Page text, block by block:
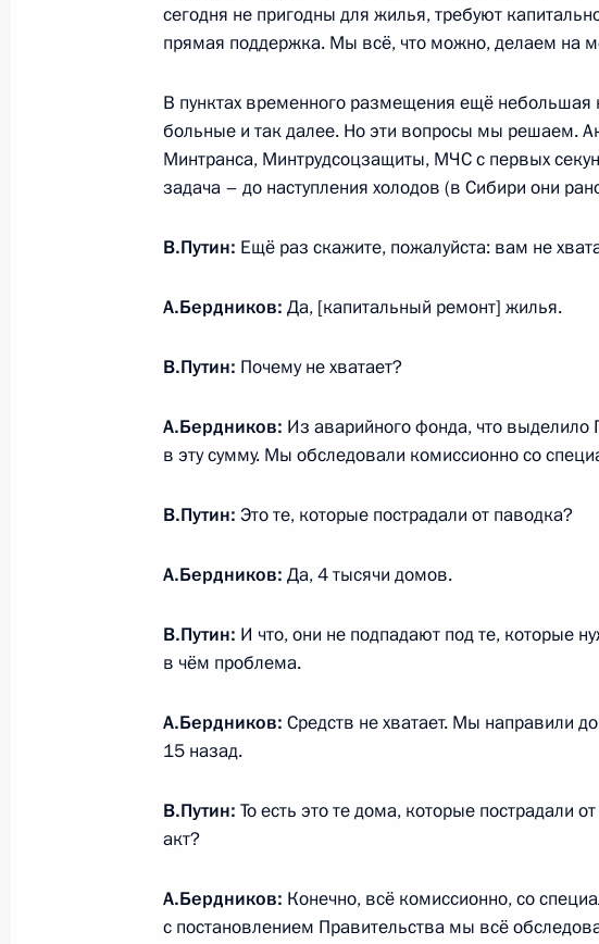
Перечень поручений по итогам работы
9 сентября 2011 года, 18:10
8 сентября 2011 года, 19:00
1 мая 2011 года, 11:00
Подписан закон, увеличивающий число
и судебных участков на Алтае
7 марта 2011 года, 14:30
Распоряжение о выделении средств из
сегодня не пригодны для жилья, требуют
прямая поддержка. Мы всё, что можно, делаем на
В пунктах временного размещения ещё
больные и так далее. Но эти вопросы мы решаем.
Минтранса, Минтрудсоцзащиты, МЧС с первых
задача – до наступления холодов (в Сибири они
В.Путин: Ещё раз скажите, пожалуйста: вам не
А.Бердников: Да, [капитальный ремонт] жилья.
В.Путин: Почему не хватает?
А.Бердников: Из аварийного фонда, что
в эту сумму. Мы обследовали комиссионно со
В.Путин: Это те, которые пострадали от паводка?
А.Бердников: Да, 4 тысячи домов.
В.Путин: И что, они не подпадают под те, которые
в чём проблема.
А.Бердников: Средств не хватает. Мы направили
15 назад.
В.Путин: То есть это те дома, которые пострадали
акт?
А.Бердников: Конечно, всё комиссионно, со
с постановлением Правительства мы всё